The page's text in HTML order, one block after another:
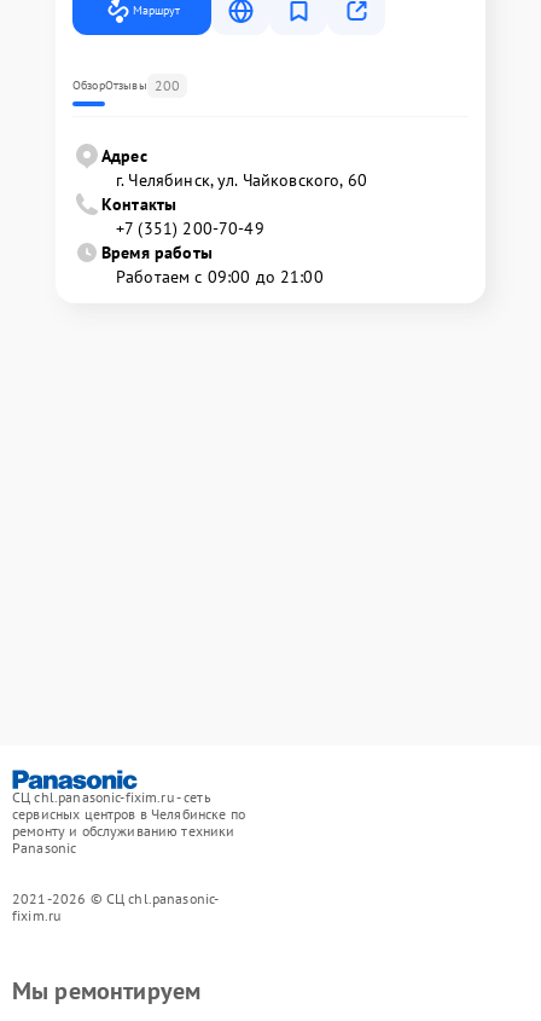
Маршрут
ОбзорОтзывы 200
Адрес
г. Челябинск, ул. Чайковского, 60
Контакты
+7 (351) 200-70-49
Время работы
Работаем с 09:00 до 21:00
СЦ chl.panasonic-fixim.ru - сеть
сервисных центров в Челябинске по
ремонту и обслуживанию техники
Panasonic
2021-2026 © СЦ chl.panasonic-
fixim.ru
Мы ремонтируем